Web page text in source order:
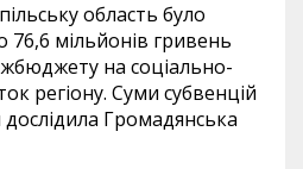
область було
мільйонів гривень
на соціально-
регіону. Суми субвенцій
дослідила Громадянська